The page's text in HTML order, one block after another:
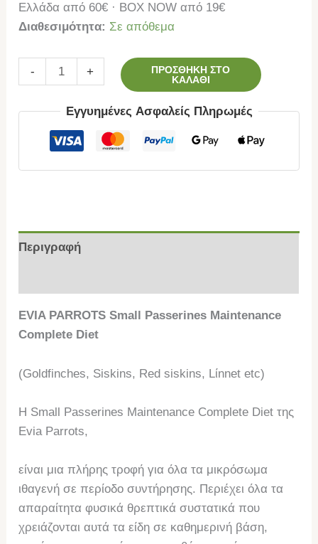
Ελλάδα από 60€ · BOX NOW από 19€
Διαθεσιμότητα: Σε απόθεμα
- +
ΠΡΟΣΘΉΚΗ ΣΤΟ
ΚΑΛΆΘΙ
Εγγυημένες Ασφαλείς Πληρωμές
Περιγραφή
EVIA PARROTS Small Passerines Μaintenance
Complete Diet
(Goldfinches, Siskins, Red siskins, Lίnnet etc)
H Small Passerines Μaintenance Complete Diet της
Evia Parrots,
είναι μια πλήρης τροφή για όλα τα μικρόσωμα
ιθαγενή σε περίοδο συντήρησης. Περιέχει όλα τα
απαραίτητα φυσικά θρεπτικά συστατικά που
χρειάζονται αυτά τα είδη σε καθημερινή βάση,